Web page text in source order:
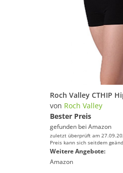
von Roch Valley
Bester Preis
gefunden bei Amazon
zuletzt überprüft am
Preis kann sich seitdem
Weitere Angebote:
Amazon